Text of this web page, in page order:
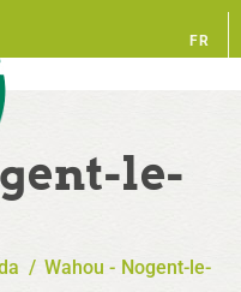
FR
le-
/ Wahou - Nogent-le-